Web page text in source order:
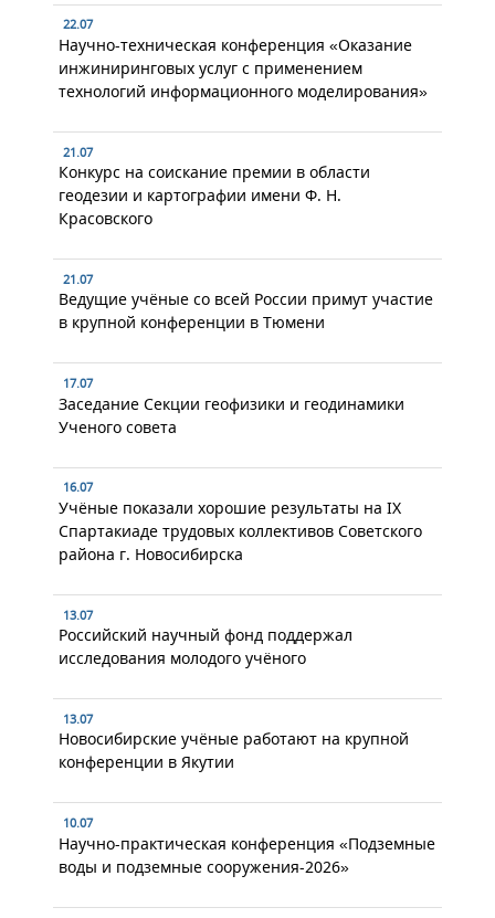
22.07
Научно-техническая конференция «Оказание
инжиниринговых услуг с применением
технологий информационного моделирования»
21.07
Конкурс на соискание премии в области
геодезии и картографии имени Ф. Н.
Красовского
21.07
Ведущие учёные со всей России примут участие
в крупной конференции в Тюмени
17.07
Заседание Секции геофизики и геодинамики
Ученого совета
16.07
Учёные показали хорошие результаты на IX
Спартакиаде трудовых коллективов Советского
района г. Новосибирска
13.07
Российский научный фонд поддержал
исследования молодого учёного
13.07
Новосибирские учёные работают на крупной
конференции в Якутии
10.07
Научно-практическая конференция «Подземные
воды и подземные сооружения-2026»